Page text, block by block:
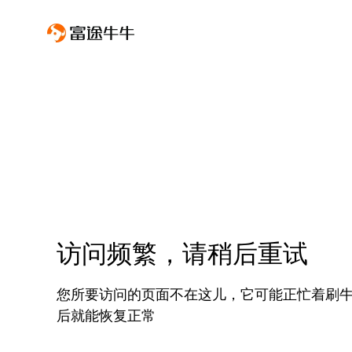
访问频繁，请稍后重试
您所要访问的页面不在这儿，它可能正忙着刷
后就能恢复正常